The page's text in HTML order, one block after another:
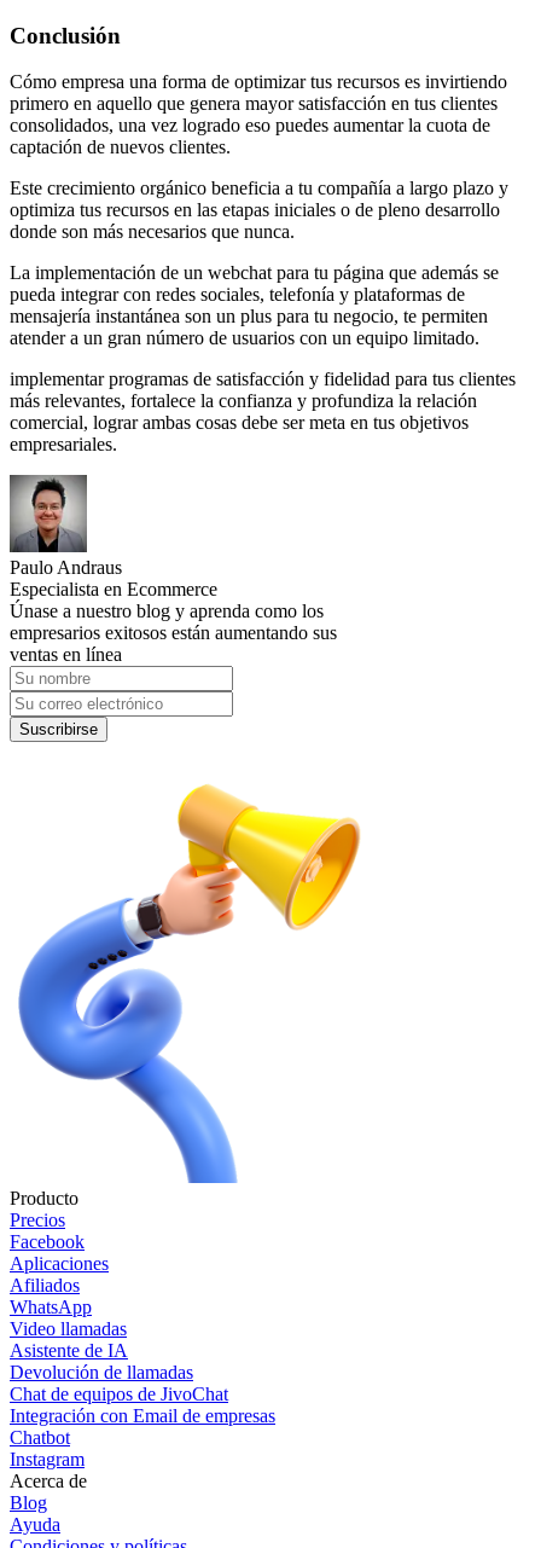
Conclusión
Cómo empresa una forma de optimizar tus recursos es invirtiendo
primero en aquello que genera mayor satisfacción en tus clientes
consolidados, una vez logrado eso puedes aumentar la cuota de
captación de nuevos clientes.
Este crecimiento orgánico beneficia a tu compañía a largo plazo y
optimiza tus recursos en las etapas iniciales o de pleno desarrollo
donde son más necesarios que nunca.
La implementación de un webchat para tu página que además se
pueda integrar con redes sociales, telefonía y plataformas de
mensajería instantánea son un plus para tu negocio, te permiten
atender a un gran número de usuarios con un equipo limitado.
implementar programas de satisfacción y fidelidad para tus clientes
más relevantes, fortalece la confianza y profundiza la relación
comercial, lograr ambas cosas debe ser meta en tus objetivos
empresariales.
Paulo Andraus
Especialista en Ecommerce
Únase a nuestro blog y aprenda como los
empresarios exitosos están aumentando sus
ventas en línea
Suscribirse
Producto
Precios
Facebook
Aplicaciones
Afiliados
WhatsApp
Video llamadas
Asistente de IA
Devolución de llamadas
Chat de equipos de JivoChat
Integración con Email de empresas
Chatbot
Instagram
Acerca de
Blog
Ayuda